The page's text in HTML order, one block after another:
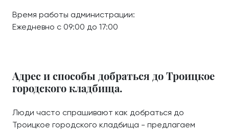
Время работы администрации:
Ежедневно с 09:00 до 17:00
Адрес и способы добраться до Троицкое
городского кладбища.
Люди часто спрашивают как добраться до
Троицкое городского кладбища - предлагаем